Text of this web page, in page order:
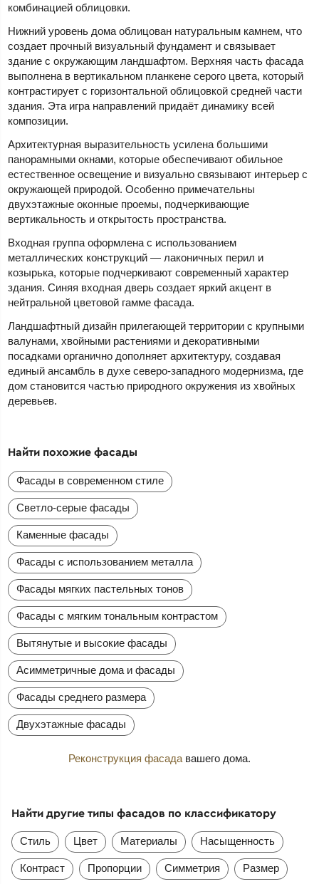
комбинацией облицовки.
Нижний уровень дома облицован натуральным камнем, что
создает прочный визуальный фундамент и связывает
здание с окружающим ландшафтом. Верхняя часть фасада
выполнена в вертикальном планкене серого цвета, который
контрастирует с горизонтальной облицовкой средней части
здания. Эта игра направлений придаёт динамику всей
композиции.
Архитектурная выразительность усилена большими
панорамными окнами, которые обеспечивают обильное
естественное освещение и визуально связывают интерьер с
окружающей природой. Особенно примечательны
двухэтажные оконные проемы, подчеркивающие
вертикальность и открытость пространства.
Входная группа оформлена с использованием
металлических конструкций — лаконичных перил и
козырька, которые подчеркивают современный характер
здания. Синяя входная дверь создает яркий акцент в
нейтральной цветовой гамме фасада.
Ландшафтный дизайн прилегающей территории с крупными
валунами, хвойными растениями и декоративными
посадками органично дополняет архитектуру, создавая
единый ансамбль в духе северо-западного модернизма, где
дом становится частью природного окружения из хвойных
деревьев.
Найти похожие фасады
Фасады в современном стиле
Светло-серые фасады
Каменные фасады
Фасады с использованием металла
Фасады мягких пастельных тонов
Фасады с мягким тональным контрастом
Вытянутые и высокие фасады
Асимметричные дома и фасады
Фасады среднего размера
Двухэтажные фасады
Реконструкция фасада вашего дома.
Найти другие типы фасадов по классификатору
Стиль Цвет Материалы Насыщенность
Контраст Пропорции Симметрия Размер